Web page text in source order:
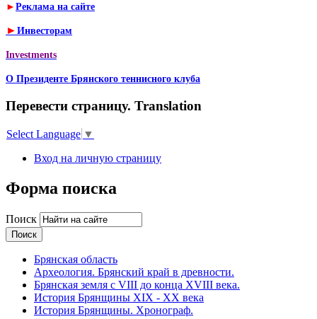
► Реклама на сайте
► Инвесторам
Investments
О Президенте Брянского теннисного клуба
Перевести страницу. Translation
Select Language ▼
Вход на личную страницу
Форма поиска
Поиск
Брянская область
Археология. Брянский край в древности.
Брянская земля с VIII до конца XVIII века.
История Брянщины XIX - XX века
История Брянщины. Хронограф.